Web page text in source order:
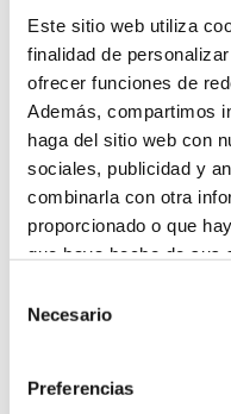
Este sitio web utiliza
finalidad de
ofrecer funciones de
Además, compartimos
haga del sitio web con
sociales, publicidad y
combinarla con otra
proporcionado o que
que haya hecho de sus
Más información
Necesario
Preferencias
Balance Serum